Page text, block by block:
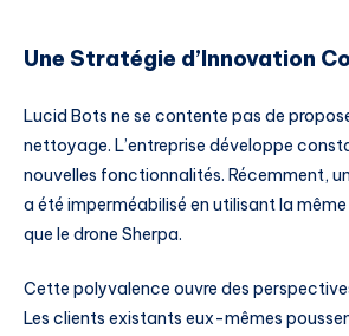
Une Stratégie d’Innovation
Lucid Bots ne se contente pas de
nettoyage. L’entreprise développe
nouvelles fonctionnalités. Récemment,
a été imperméabilisé en utilisant la
que le drone Sherpa.
Cette polyvalence ouvre des
Les clients existants eux-mêmes